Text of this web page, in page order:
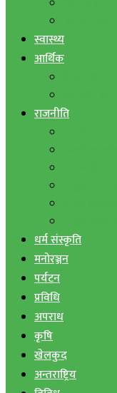
स्वास्थ्य
आर्थिक
राजनीति
धर्म संस्कृति
मनोरञ्जन
पर्यटन
प्रविधि
अपराध
कृषि
खेलकुद
अन्तराष्ट्रिय